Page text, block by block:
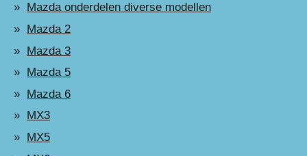
Mazda onderdelen diverse modellen
Mazda 2
Mazda 3
Mazda 5
Mazda 6
MX3
MX5